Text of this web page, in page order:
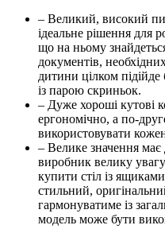
– Великий, високий
ідеальне рішення для
що на ньому
документів,
дитини цілком
із парою скриньок.
– Дуже хороші кутові
ергономічно, а по-
використовувати
– Велике значення
виробник велику
купити стіл із
стильний,
гармонуватиме із
модель може бути